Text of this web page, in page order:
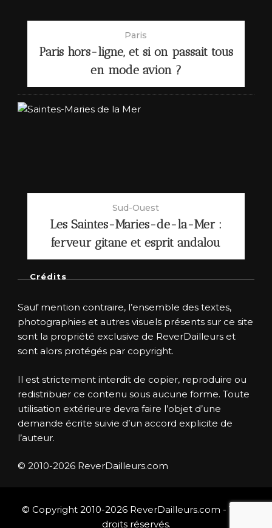
Paris
Paris hors-ligne, et si on passait tous
en mode avion ?
Sud-Ouest
Les Saintes-Maries-de-la-Mer :
ferveur gitane et esprit andalou
Crédits
Sauf mention contraire, l’ensemble des textes,
photographies et autres visuels présents sur ce site
sont la propriété exclusive de ReverDailleurs et
sont alors protégés par copyright.
Il est strictement interdit de copier, reproduire ou
redistribuer ce contenu sous aucune forme. Toute
utilisation extérieure devra faire l’objet d’une
demande écrite suivie d’un accord explicite de
l’auteur.
© 2010-2026 ReverDailleurs.com
© Copyright 2010-2026 ReverDailleurs.com - Tous
droits réservés.